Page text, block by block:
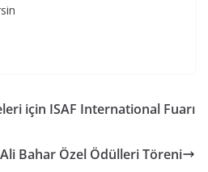
için ISAF International Fuarı
Ali Bahar Özel Ödülleri Töreni